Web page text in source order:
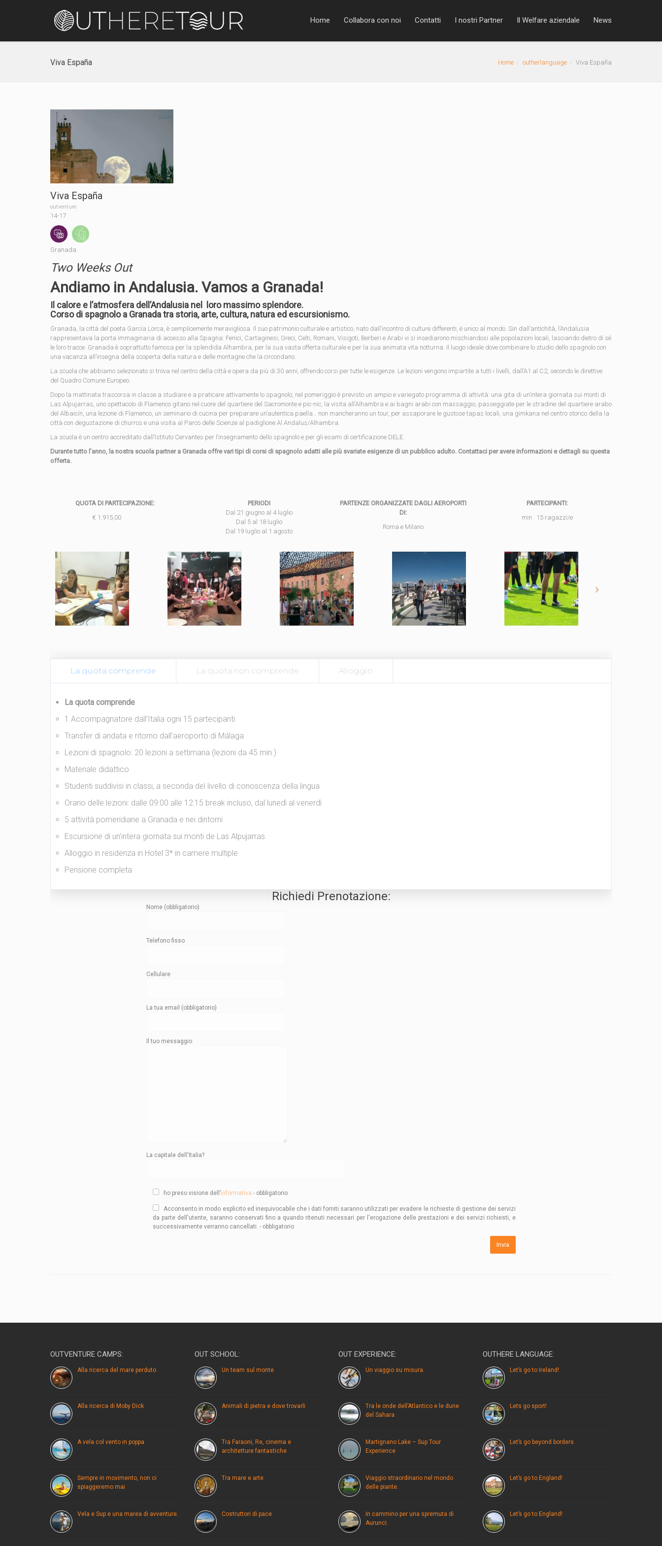
Home Collabora con noi Contatti I nostri Partner Il Welfare aziendale News
Viva España Home outherlanguage Viva España
Viva España
outventure
14-17
Granada
Two Weeks Out
Andiamo in Andalusia. Vamos a Granada!
Il calore e l’atmosfera dell’Andalusia nel loro massimo splendore.
Corso di spagnolo a Granada tra storia, arte, cultura, natura ed escursionismo.
Granada, la città del poeta García Lorca, è semplicemente meravigliosa. Il suo patrimonio culturale e artistico, nato dall’incontro di culture differenti, è unico al mondo. Sin dall’antichità, l’Andalusia
rappresentava la porta immaginaria di accesso alla Spagna: Fenici, Cartaginesi, Greci, Celti, Romani, Visigoti, Berberi e Arabi vi si insediarono mischiandosi alle popolazioni locali, lasciando dietro di sé
le loro tracce. Granada è soprattutto famosa per la splendida Alhambra, per la sua vasta offerta culturale e per la sua animata vita notturna. Il luogo ideale dove combinare lo studio dello spagnolo con
una vacanza all’insegna della scoperta della natura e delle montagne che la circondano.
La scuola che abbiamo selezionato si trova nel centro della città e opera da più di 30 anni, offrendo corsi per tutte le esigenze. Le lezioni vengono impartite a tutti i livelli, dall’A1 al C2, secondo le direttive
del Quadro Comune Europeo.
Dopo la mattinata trascorsa in classe a studiare e a praticare attivamente lo spagnolo, nel pomeriggio è previsto un ampio e variegato programma di attività: una gita di un’intera giornata sui monti di
Las Alpujarras, uno spettacolo di Flamenco gitano nel cuore del quartiere del Sacromonte e pic-nic, la visita all’Alhambra e ai bagni arabi con massaggio, passeggiate per le stradine del quartiere arabo
del Albaicín, una lezione di Flamenco, un seminario di cucina per preparare un’autentica paella… non mancheranno un tour, per assaporare le gustose tapas locali, una gimkana nel centro storico della la
città con degustazione di churros e una visita al Parco delle Scienze al padiglione Al Andalus/Alhambra.
La scuola è un centro accreditato dall’Istituto Cervantes per l’insegnamento dello spagnolo e per gli esami di certificazione DELE.
Durante tutto l’anno, la nostra scuola partner a Granada offre vari tipi di corsi di spagnolo adatti alle più svariate esigenze di un pubblico adulto. Contattaci per avere informazioni e dettagli su questa
offerta.
QUOTA DI PARTECIPAZIONE:
€ 1.915,00
PERIODI
Dal 21 giugno al 4 luglio
Dal 5 al 18 luglio
Dal 19 luglio al 1 agosto
PARTENZE ORGANIZZATE DAGLI AEROPORTI
DI:
Roma e Milano
PARTECIPANTI:
min . 15 ragazzi/e
La quota comprende La quota non comprende Alloggio
La quota comprende
1 Accompagnatore dall’Italia ogni 15 partecipanti
Transfer di andata e ritorno dall’aeroporto di Málaga
Lezioni di spagnolo: 20 lezioni a settimana (lezioni da 45 min.)
Materiale didattico
Studenti suddivisi in classi, a seconda del livello di conoscenza della lingua
Orario delle lezioni: dalle 09:00 alle 12:15 break incluso, dal lunedì al venerdì
5 attività pomeridiane a Granada e nei dintorni
Escursione di un'intera giornata sui monti de Las Alpujarras
Alloggio in residenza in Hotel 3* in camere multiple
Pensione completa
Richiedi Prenotazione:
Nome (obbligatorio)
Telefono fisso
Cellulare
La tua email (obbligatorio)
Il tuo messaggio
La capitale dell'Italia?
ho preso visione dell’informativa - obbligatorio
Acconsento in modo esplicito ed inequivocabile che i dati forniti saranno utilizzati per evadere le richieste di gestione dei servizi
da parte dell'utente, saranno conservati fino a quando ritenuti necessari per l'erogazione delle prestazioni e dei servizi richiesti, e
successivamente verranno cancellati. - obbligatorio
OUTVENTURE CAMPS:
Alla ricerca del mare perduto
Alla ricerca di Moby Dick
A vela col vento in poppa
Sempre in movimento, non ci
spiaggeremo mai
Vela e Sup e una marea di avventure.
OUT SCHOOL:
Un team sul monte
Animali di pietra e dove trovarli
Tra Faraoni, Re, cinema e
architetture fantastiche
Tra mare e arte
Costruttori di pace
OUT EXPERIENCE:
Un viaggio su misura.
Tra le onde dell’Atlantico e le dune
del Sahara
Martignano Lake – Sup Tour
Experience
Viaggio straordinario nel mondo
delle piante.
In cammino per una spremuta di
Aurunci.
OUTHERE LANGUAGE:
Let’s go to Ireland!
Lets go sport!
Let’s go beyond borders
Let’s go to England!
Let’s go to England!